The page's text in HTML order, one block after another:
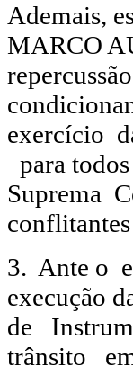
Ademais,
MARCO
exercício
para
Suprema
3. Ante o
execução
de
trânsito